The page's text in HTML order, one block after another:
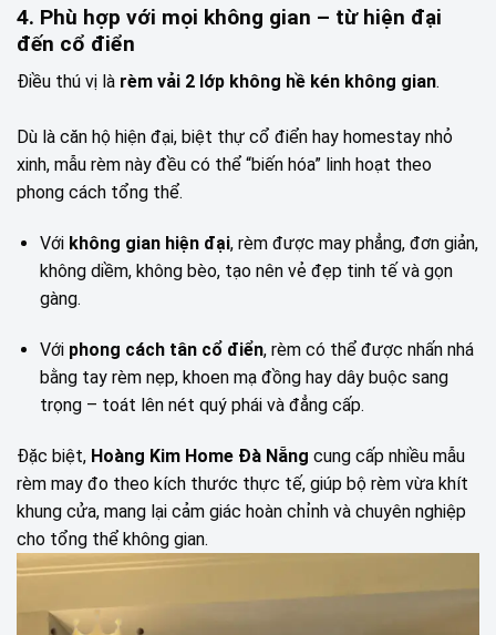
4. Phù hợp với mọi không gian – từ hiện đại
đến cổ điển
Điều thú vị là rèm vải 2 lớp không hề kén không gian.
Dù là căn hộ hiện đại, biệt thự cổ điển hay homestay nhỏ
xinh, mẫu rèm này đều có thể “biến hóa” linh hoạt theo
phong cách tổng thể.
Với không gian hiện đại, rèm được may phẳng, đơn giản,
không diềm, không bèo, tạo nên vẻ đẹp tinh tế và gọn
gàng.
Với phong cách tân cổ điển, rèm có thể được nhấn nhá
bằng tay rèm nẹp, khoen mạ đồng hay dây buộc sang
trọng – toát lên nét quý phái và đẳng cấp.
Đặc biệt, Hoàng Kim Home Đà Nẵng cung cấp nhiều mẫu
rèm may đo theo kích thước thực tế, giúp bộ rèm vừa khít
khung cửa, mang lại cảm giác hoàn chỉnh và chuyên nghiệp
cho tổng thể không gian.